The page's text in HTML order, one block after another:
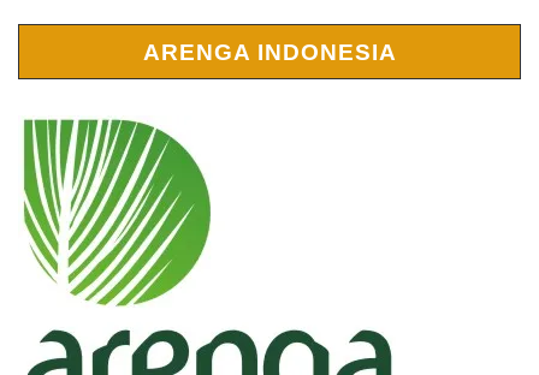
ARENGA INDONESIA